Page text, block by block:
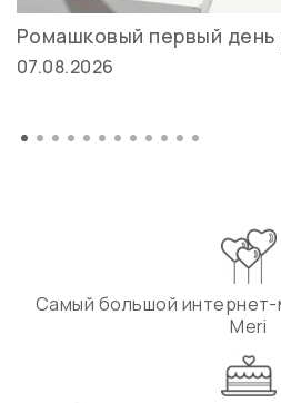
Ромашковый первый день
07.08.2026
Самый большой интернет-
Meri